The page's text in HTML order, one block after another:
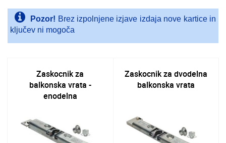
Pozor! Brez izpolnjene izjave izdaja nove kartice in
ključev ni mogoča
Zaskocnik za
balkonska vrata -
enodelna
Zaskocnik za dvodelna
balkonska vrata